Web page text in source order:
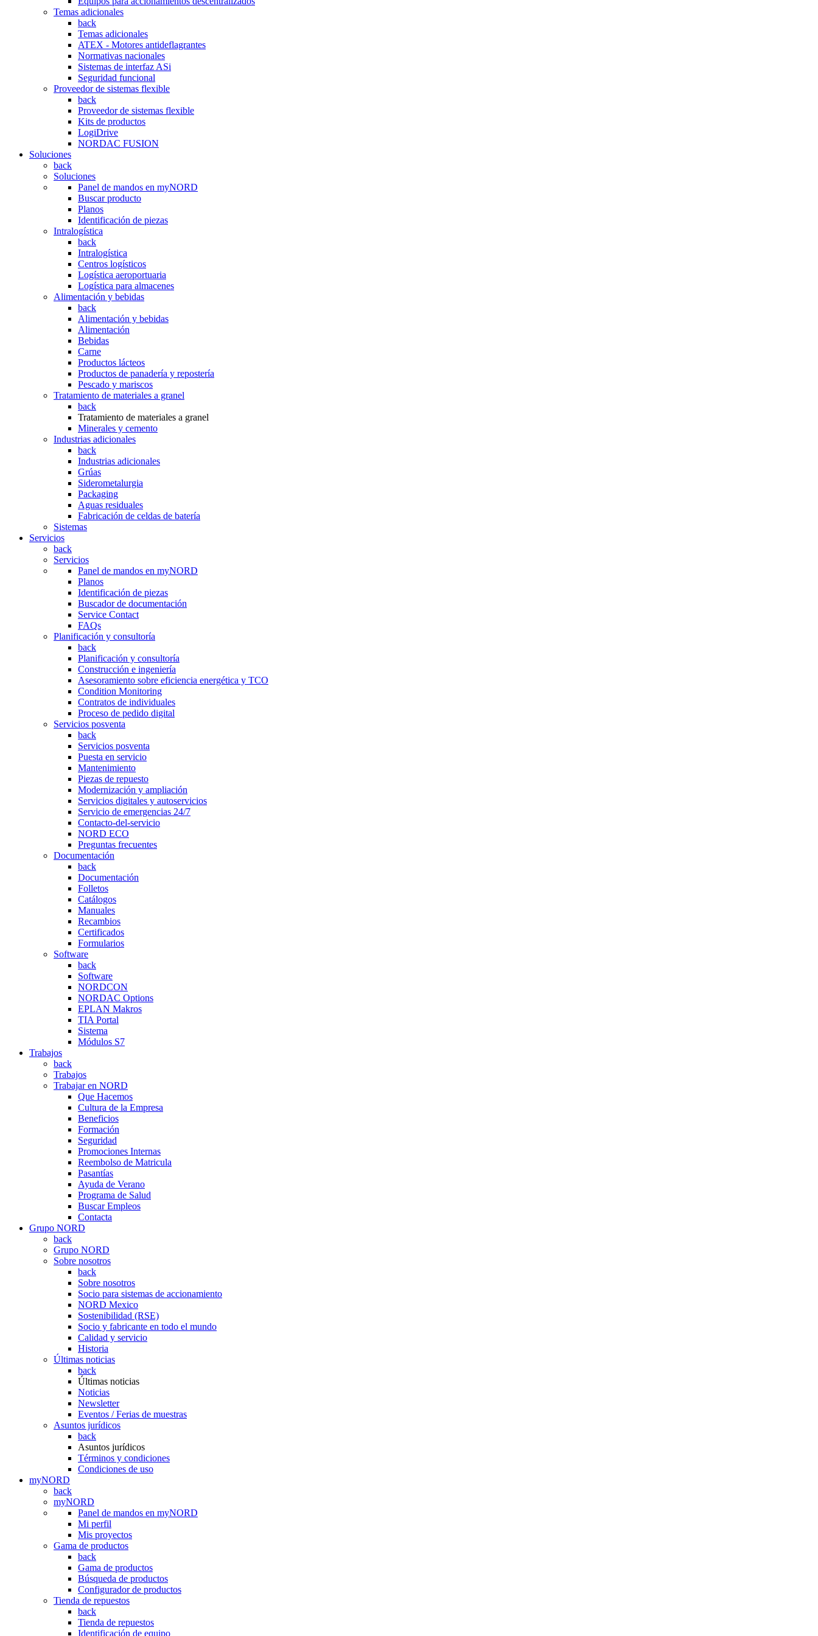
Temas adicionales
back
Temas adicionales
ATEX - Motores antideflagrantes
Normativas nacionales
Sistemas de interfaz ASi
Seguridad funcional
Proveedor de sistemas flexible
back
Proveedor de sistemas flexible
Kits de productos
LogiDrive
NORDAC FUSION
Soluciones
back
Soluciones
Panel de mandos en myNORD
Buscar producto
Planos
Identificación de piezas
Intralogística
back
Intralogística
Centros logísticos
Logística aeroportuaria
Logística para almacenes
Alimentación y bebidas
back
Alimentación y bebidas
Alimentación
Bebidas
Carne
Productos lácteos
Productos de panadería y repostería
Pescado y mariscos
Tratamiento de materiales a granel
back
Tratamiento de materiales a granel
Minerales y cemento
Industrias adicionales
back
Industrias adicionales
Grúas
Siderometalurgia
Packaging
Aguas residuales
Fabricación de celdas de batería
Sistemas
Servicios
back
Servicios
Panel de mandos en myNORD
Planos
Identificación de piezas
Buscador de documentación
Service Contact
FAQs
Planificación y consultoría
back
Planificación y consultoría
Construcción e ingeniería
Asesoramiento sobre eficiencia energética y TCO
Condition Monitoring
Contratos de individuales
Proceso de pedido digital
Servicios posventa
back
Servicios posventa
Puesta en servicio
Mantenimiento
Piezas de repuesto
Modernización y ampliación
Servicios digitales y autoservicios
Servicio de emergencias 24/7
Contacto-del-servicio
NORD ECO
Preguntas frecuentes
Documentación
back
Documentación
Folletos
Catálogos
Manuales
Recambios
Certificados
Formularios
Software
back
Software
NORDCON
NORDAC Options
EPLAN Makros
TIA Portal
Sistema
Módulos S7
Trabajos
back
Trabajos
Trabajar en NORD
Que Hacemos
Cultura de la Empresa
Beneficios
Formación
Seguridad
Promociones Internas
Reembolso de Matricula
Pasantías
Ayuda de Verano
Programa de Salud
Buscar Empleos
Contacta
Grupo NORD
back
Grupo NORD
Sobre nosotros
back
Sobre nosotros
Socio para sistemas de accionamiento
NORD Mexico
Sostenibilidad (RSE)
Socio y fabricante en todo el mundo
Calidad y servicio
Historia
Últimas noticias
back
Últimas noticias
Noticias
Newsletter
Eventos / Ferias de muestras
Asuntos jurídicos
back
Asuntos jurídicos
Términos y condiciones
Condiciones de uso
myNORD
back
myNORD
Panel de mandos en myNORD
Mi perfil
Mis proyectos
Gama de productos
back
Gama de productos
Búsqueda de productos
Configurador de productos
Tienda de repuestos
back
Tienda de repuestos
Identificación de equipo